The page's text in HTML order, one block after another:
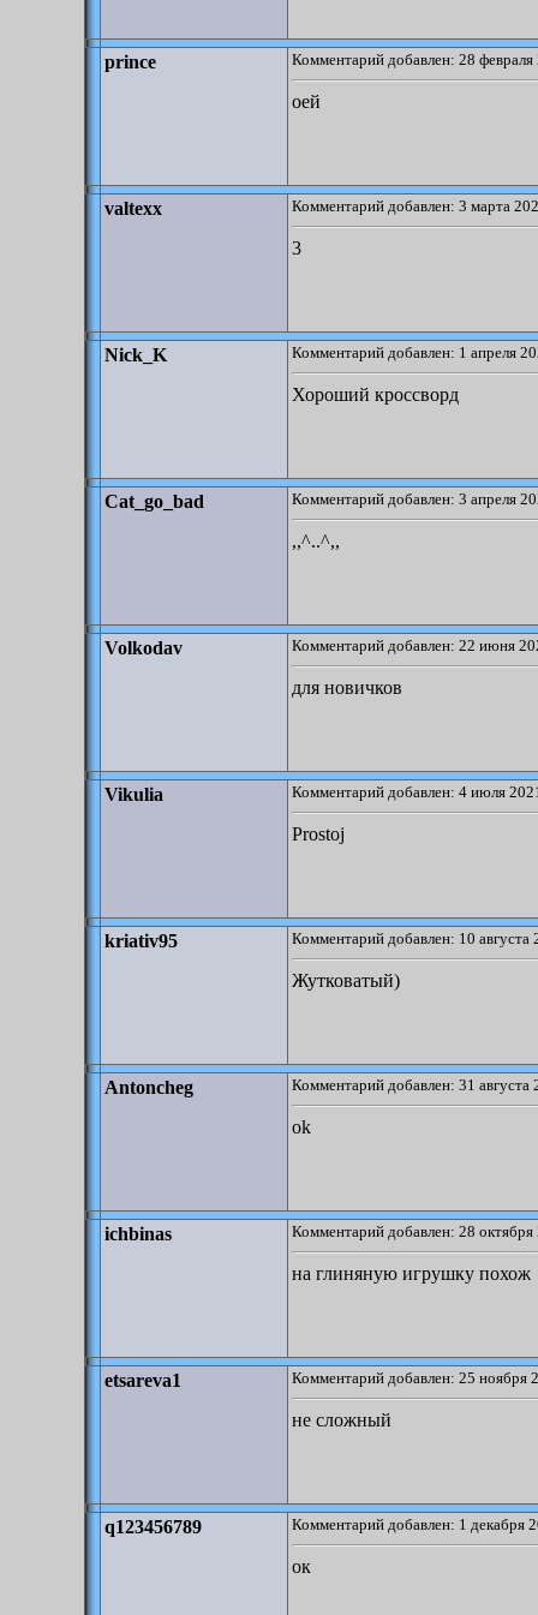
prince Комментарий добавлен: 28
оей
valtexx Комментарий добавлен: 3 марта
3
Nick_K Комментарий добавлен: 1 апреля
Хороший кроссворд
Cat_go_bad Комментарий добавлен: 3 апреля
,,^..^,,
Volkodav Комментарий добавлен: 22 июня
для новичков
Vikulia Комментарий добавлен: 4 июля
Prostoj
kriativ95 Комментарий добавлен: 10 августа
Жутковатый)
Antoncheg Комментарий добавлен: 31 августа
ok
ichbinas Комментарий добавлен: 28
на глиняную игрушку похож
etsareva1 Комментарий добавлен: 25 ноября
не сложный
q123456789 Комментарий добавлен: 1 декабря
ок